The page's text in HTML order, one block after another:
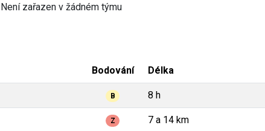
Není zařazen v žádném týmu
Bodování Délka
B 8 h
Z 7 a 14 km